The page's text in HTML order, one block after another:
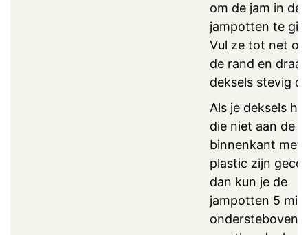
om de jam in de
jampotten te
Vul ze tot net
de rand en draai
deksels stevig
Als je deksels
die niet aan de
binnenkant met
plastic zijn
dan kun je de
jampotten 5
ondersteboven